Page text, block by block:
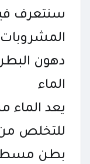
سنتعرف
دهون
الماء
يعد الماء
للتخلص
بطن